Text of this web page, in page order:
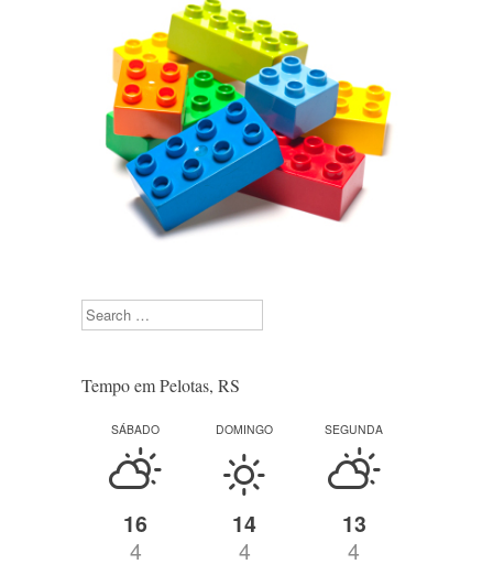
Search
Tempo em Pelotas, RS
SÁBADO
16
4
DOMINGO
14
4
SEGUNDA
13
4